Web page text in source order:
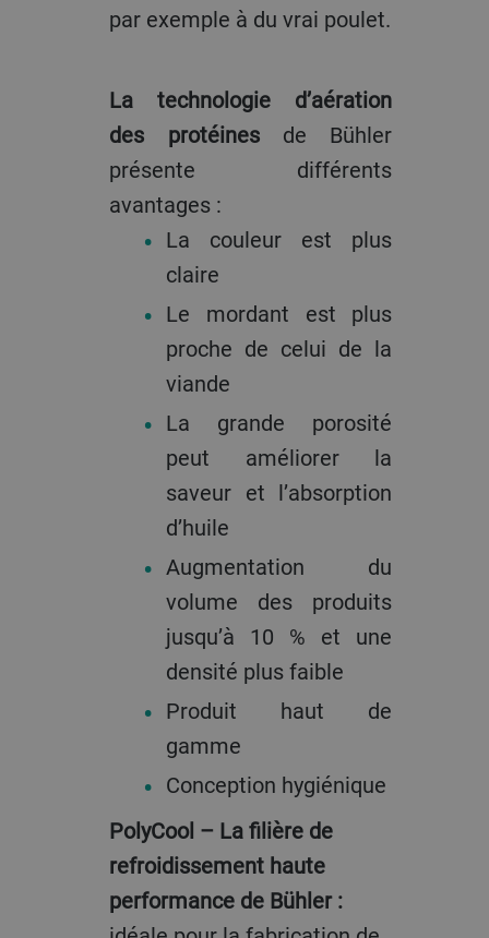
par exemple à du vrai poulet.
La technologie d’aération
des protéines de Bühler
présente différents
avantages :
La couleur est plus
claire
Le mordant est plus
proche de celui de la
viande
La grande porosité
peut améliorer la
saveur et l’absorption
d’huile
Augmentation du
volume des produits
jusqu’à 10 % et une
densité plus faible
Produit haut de
gamme
Conception hygiénique
PolyCool – La filière de
refroidissement haute
performance de Bühler :